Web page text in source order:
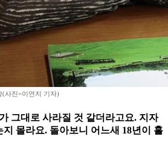
사진=이연지 기자)
그대로 사라질 것 같더라고요. 지자
몰라요. 돌아보니 어느새 18년이 흘